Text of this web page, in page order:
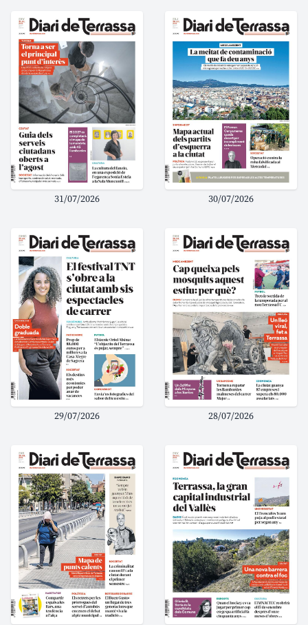
31/07/2026 30/07/2026
29/07/2026 28/07/2026